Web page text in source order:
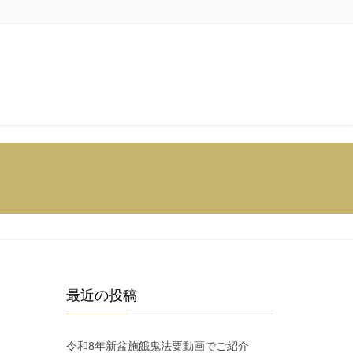
最近の投稿
令和8年新盆施餓鬼法要動画でご紹介